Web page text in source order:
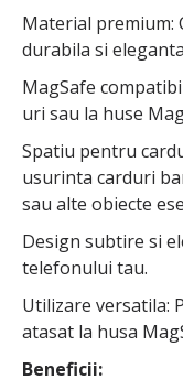
Material premium:
durabila si
MagSafe
uri sau la huse
Spatiu pentru
usurinta carduri
sau alte obiecte
Design subtire si
telefonului tau.
Utilizare versatila:
atasat la husa
Beneficii: